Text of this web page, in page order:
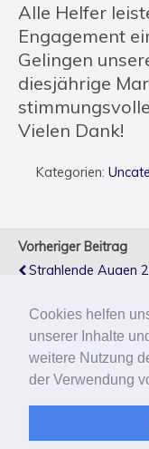
Cookies helfen
unserer Inhalte
weitere Nutzung
der Verwendung
Alle Helfer
Engagement
Gelingen
diesjährige
Vielen Dank!
Kategorien:
Vorheriger Beitrag
Strahlende Augen
Mobil